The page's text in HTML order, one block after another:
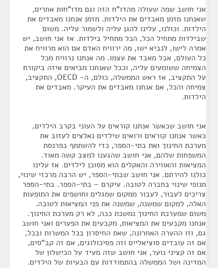
אני חושב שמה שעולה מהדו"ח הזה וגם מדו"חות אחרים,
שאנחנו מזמן מאבדים את הילדות. מזמן אנחנו מאבדים את
הילדות. וכולנו, עלינו להגן עליה ולשמור עליה. משום
שבילדות מתחיל הכל, הכל מתחיל בילדות. אז אני חושב, יש
אמרה לישו, לנביא ישו, מה ירוויח האדם אם הוא מרוויח את
כל העולם, אבל מאבד את עצמו. מה אנחנו נרוויח מכל
הצמיחה ששומעים עליה, וככל שאנחנו מביאים איזה ביקורת
על התקציב, אז ראש הממשלה, כולם, ה- OECD, התקציב,
צמיחה והכל, אם אנחנו מאבדים את העיקר. מאבדים את
הילדות.
אני חושב שכאשר אנחנו קוראים על העוני בקרב הילדים,
כאשר אנחנו קוראים ורואים שילדים נאלצים לעזוב את
מערכת החינוך ואת בתי-הספר, כדי להשתתף בפרנסת
המשפחות שלהם, אני חושב שהגענו למצב קשה מאוד.
המציאות והאווירה והאקלים הוא מסוכן לילדים. אז עלינו
כולנו להירתם. אני חושב שבתי-הספר, יש הרבה מרכזי שינוי,
מנופי שינוי בחברה לטובה. עיקרם – בתי-הספר. בתי-הספר
צריכים לעבור, לעבור ממקום שמגלים וחושפים את התופעות
האלה, למקום שמשנה, שמשנה את פני המציאות לטובה.
משום שמערכת החינוך נמשכת ככה, לא רק מערכת החינוך.
אנחנו מקבעים את המציאות, מקבעים את הפערים ואני חושב
גם, וזו ההערה האחרונה, שאת החיסרון בכל המשרות ובכל,
אם זה עובדים סוציאליים וזה פסיכולוגים, אם זה קב"סים,
אם זה קציני נוער, אני חושב שזה מעיד על הכישלון של
המדינה ושל הממשלה בהתמודדות עם הבעיות של הילדים.